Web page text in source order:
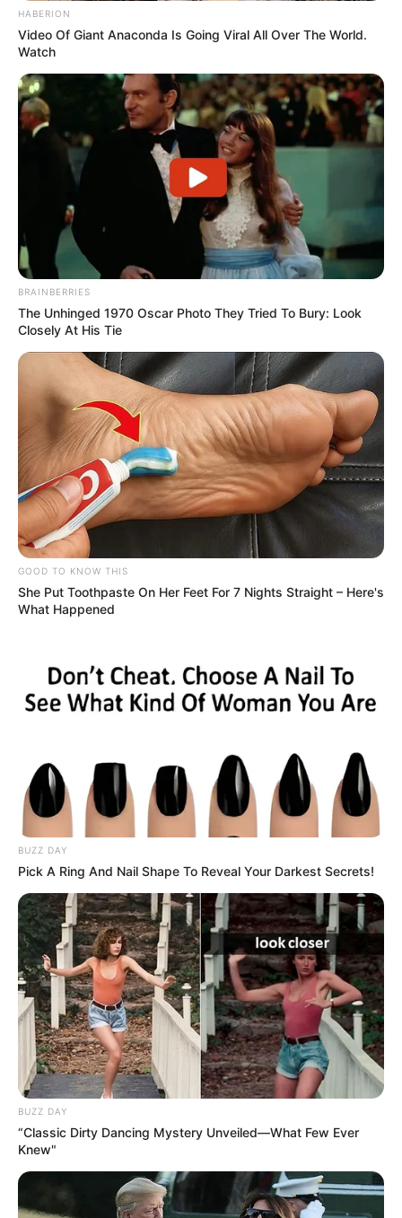
ΤΑΥΤΟΤΗΤΑ ΚΑΙ ΕΠΙΚΟΙΝΩΝΙΑ ΟΡΟΙ ΧΡΗΣΗΣ
© 2025 EVIANEWS του Γιώργου Κουτσελίνη
HABERION
Video Of Giant Anaconda Is Going Viral All Over The World.
Watch
BRAINBERRIES
The Unhinged 1970 Oscar Photo They Tried To Bury: Look
Closely At His Tie
GOOD TO KNOW THIS
She Put Toothpaste On Her Feet For 7 Nights Straight – Here's
What Happened
BUZZ DAY
Pick A Ring And Nail Shape To Reveal Your Darkest Secrets!
BUZZ DAY
“Classic Dirty Dancing Mystery Unveiled—What Few Ever
Knew"